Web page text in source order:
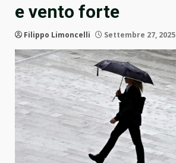
e vento forte
Filippo Limoncelli Settembre 27, 2025